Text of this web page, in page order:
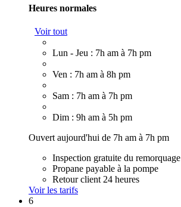
Heures normales
Voir tout
Lun - Jeu : 7h am à 7h pm
Ven : 7h am à 8h pm
Sam : 7h am à 7h pm
Dim : 9h am à 5h pm
Ouvert aujourd'hui de 7h am à 7h pm
Inspection gratuite du remorquage
Propane payable à la pompe
Retour client 24 heures
Voir les tarifs
6